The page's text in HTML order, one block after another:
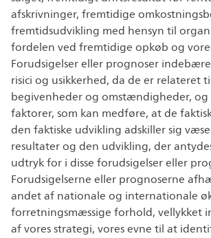
afskrivninger, fremtidige
fremtidsudvikling med hensyn til
fordelen ved fremtidige opkøb og
Forudsigelser eller prognoser
risici og usikkerhed, da de er relateret
begivenheder og omstændigheder, og
faktorer, som kan medføre, at de
den faktiske udvikling adskiller sig
resultater og den udvikling, der
udtryk for i disse forudsigelser eller
Forudsigelserne eller prognoserne
andet af nationale og internationale
forretningsmæssige forhold, vellykket
af vores strategi, vores evne til at